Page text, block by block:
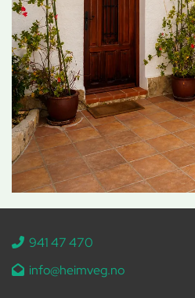
 941 47 470
 info@heimveg.no